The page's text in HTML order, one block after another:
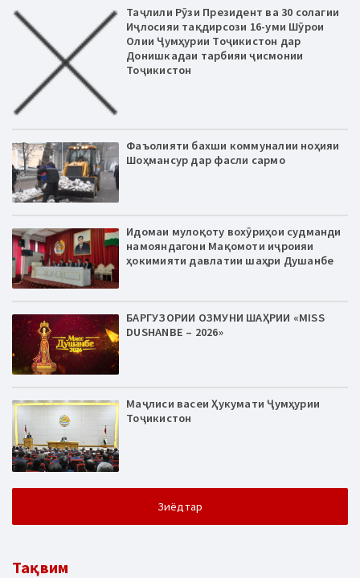
Таҷлили Рӯзи Президент ва 30 солагии
Иҷлосияи тақдирсози 16-уми Шӯрои
Олии Ҷумҳурии Тоҷикистон дар
Донишкадаи тарбияи ҷисмонии
Тоҷикистон
Фаъолияти бахши коммуналии ноҳияи
Шоҳмансур дар фасли сармо
Идомаи мулоқоту вохӯриҳои судманди
намояндагони Мақомоти иҷроияи
ҳокимияти давлатии шаҳри Душанбе
БАРГУЗОРИИ ОЗМУНИ ШАҲРИИ «MISS
DUSHANBE – 2026»
Маҷлиси васеи Ҳукумати Ҷумҳурии
Тоҷикистон
Зиёдтар
Тақвим